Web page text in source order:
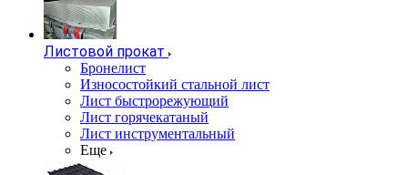
Листовой прокат
Бронелист
Износостойкий стальной лист
Лист быстрорежующий
Лист горячекатаный
Лист инструментальный
Еще